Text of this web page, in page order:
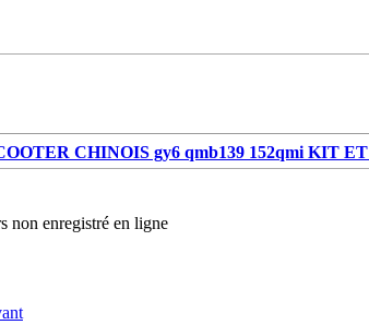
CHINOIS gy6 qmb139 152qmi KIT
non enregistré en ligne